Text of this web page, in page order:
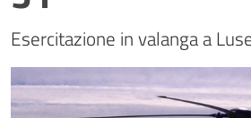
Esercitazione in valanga a